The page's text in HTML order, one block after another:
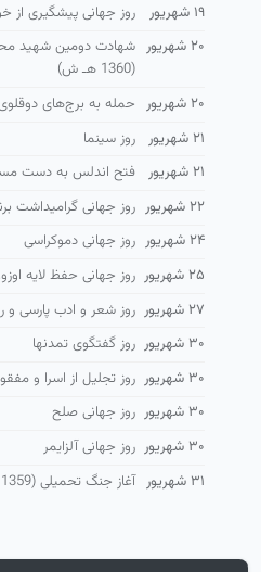
۱۹ شهریور
روز جهانی پیشگیری از
۲۰ شهریور
شهادت دومین شهید
(1360 هـ ش)
۲۰ شهریور
حمله به برج‌های
۲۱ شهریور
روز سینما
۲۱ شهریور
فتح اندلس به دست
۲۲ شهریور
روز جهانی گرامیداشت
۲۴ شهریور
روز جهانی دموکراسی
۲۵ شهریور
روز جهانی حفظ لایه
۲۷ شهریور
روز شعر و ادب پارسی و
۳۰ شهریور
روز گفتگوی تمدنها
۳۰ شهریور
روز تجلیل از اسرا و
۳۰ شهریور
روز جهانی صلح
۳۰ شهریور
روز جهانی آلزایمر
۳۱ شهریور
آغاز جنگ تحمیلی (1359 هـ ش) ـ آغاز هفته دفاع مقدس